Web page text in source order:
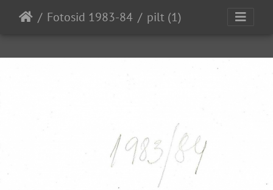
Fotosid 1983-84 pilt (1)